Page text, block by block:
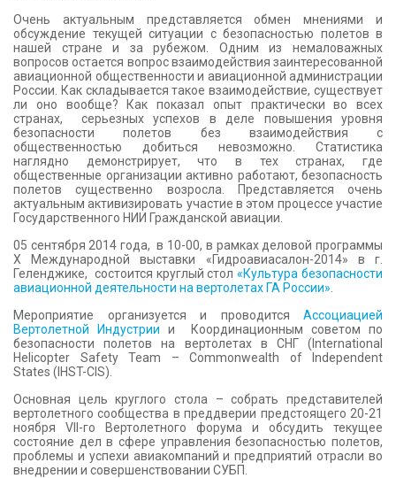
Очень актуальным представляется обмен мнениями и
обсуждение текущей ситуации с безопасностью полетов в
нашей стране и за рубежом. Одним из немаловажных
вопросов остается вопрос взаимодействия заинтересованной
авиационной общественности и авиационной администрации
России. Как складывается такое взаимодействие, существует
ли оно вообще? Как показал опыт практически во всех
странах, серьезных успехов в деле повышения уровня
безопасности полетов без взаимодействия с
общественностью добиться невозможно. Статистика
наглядно демонстрирует, что в тех странах, где
общественные организации активно работают, безопасность
полетов существенно возросла. Представляется очень
актуальным активизировать участие в этом процессе участие
Государственного НИИ Гражданской авиации.
05 сентября 2014 года, в 10-00, в рамках деловой программы
X Международной выставки «Гидроавиасалон-2014» в г.
Геленджике, состоится круглый стол«Культура безопасности
авиационной деятельности на вертолетах ГА России»
Мероприятие организуется и проводится Ассоциацией
Вертолетной Индустрии и
Координационным советом по
безопасности полетов на вертолетах в СНГ (International
Helicopter Safety Team – Commonwealth of Independent
States (IHST-CIS)
Основная цель круглого стола – собрать представителей
вертолетного сообщества в преддверии предстоящего 20-21
ноября VII -го Вертолетного форума и обсудить текущее
состояние дел в сфере управления безопасностью полетов,
проблемы и успехи авиакомпаний и предприятий отрасли во
внедрении и совершенствовании СУБП.